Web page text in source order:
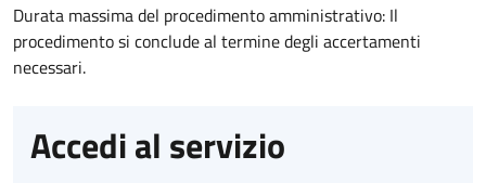
Durata massima del procedimento amministrativo: Il
procedimento si conclude al termine degli accertamenti
necessari.
Accedi al servizio